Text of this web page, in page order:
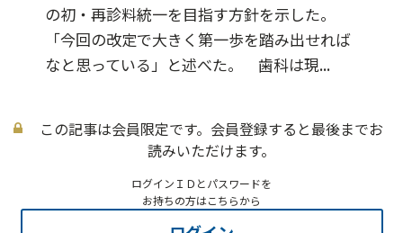
の初・再診料統一を目指す方針を示した。
「今回の改定で大きく第一歩を踏み出せれば
なと思っている」と述べた。 歯科は現...
この記事は会員限定です。会員登録すると最後までお
読みいただけます。
ログインＩＤとパスワードを
お持ちの方はこちらから